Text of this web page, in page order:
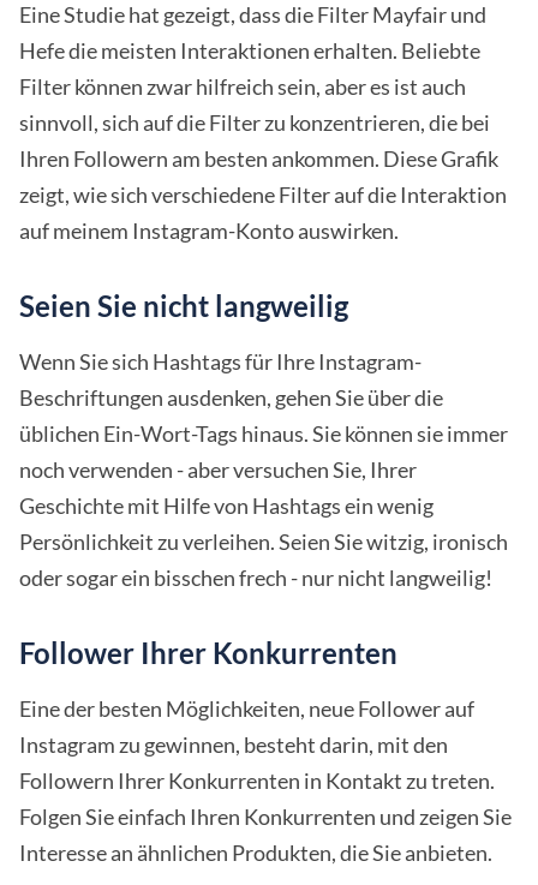
Eine Studie hat gezeigt, dass die Filter Mayfair und
Hefe die meisten Interaktionen erhalten. Beliebte
Filter können zwar hilfreich sein, aber es ist auch
sinnvoll, sich auf die Filter zu konzentrieren, die bei
Ihren Followern am besten ankommen. Diese Grafik
zeigt, wie sich verschiedene Filter auf die Interaktion
auf meinem Instagram-Konto auswirken.
Seien Sie nicht langweilig
Wenn Sie sich Hashtags für Ihre Instagram-
Beschriftungen ausdenken, gehen Sie über die
üblichen Ein-Wort-Tags hinaus. Sie können sie immer
noch verwenden - aber versuchen Sie, Ihrer
Geschichte mit Hilfe von Hashtags ein wenig
Persönlichkeit zu verleihen. Seien Sie witzig, ironisch
oder sogar ein bisschen frech - nur nicht langweilig!
Follower Ihrer Konkurrenten
Eine der besten Möglichkeiten, neue Follower auf
Instagram zu gewinnen, besteht darin, mit den
Followern Ihrer Konkurrenten in Kontakt zu treten.
Folgen Sie einfach Ihren Konkurrenten und zeigen Sie
Interesse an ähnlichen Produkten, die Sie anbieten.